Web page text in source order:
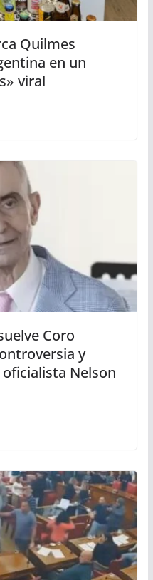
Quilmes
en un
viral
Coro
y
Nelson